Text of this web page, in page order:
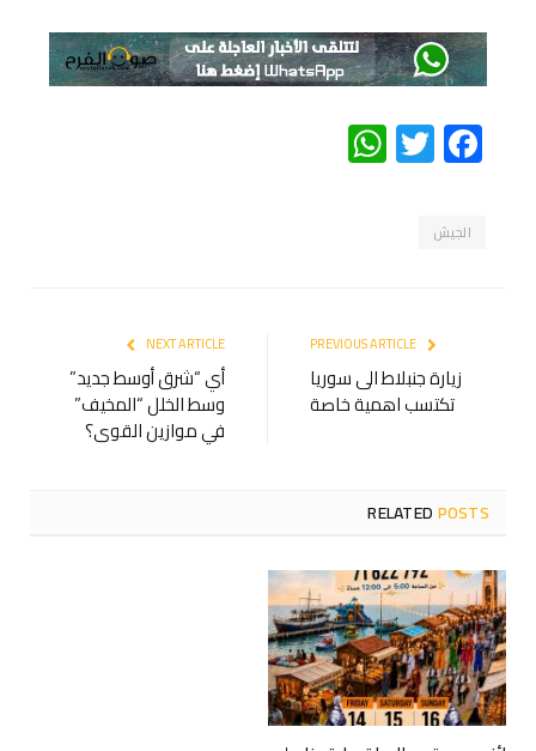
Facebook
Twitter
WhatsApp
الجيش
زيارة جنبلاط الى سوريا
تكتسب اهمية خاصة
NEXT ARTICLE
أي “شرق أوسط جديد”
وسط الخلل “المخيف”
في موازين القوى؟
RELATEDPOSTS